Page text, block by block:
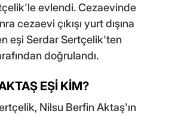
evlendi. Cezaevinde
cezaevi çıkışı yurt dışına
eşi Serdar Sertçelik'ten
doğrulandı.
EŞİ KİM?
Nilsu Berfin Aktaş'ın